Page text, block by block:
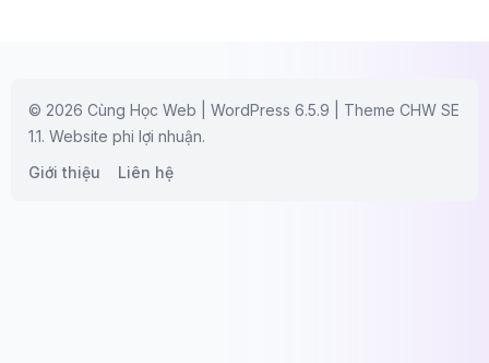
© 2026 Cùng Học Web | WordPress 6.5.9 | Theme CHW SE
1.1. Website phi lợi nhuận.
Giới thiệu
Liên hệ